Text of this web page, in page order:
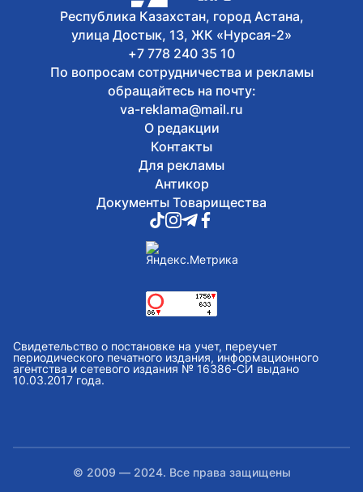
Республика Казахстан, город Астана,
улица Достык, 13, ЖК «Нурсая-2»
+7 778 240 35 10
По вопросам сотрудничества и рекламы
обращайтесь на почту:
va-reklama@mail.ru
О редакции
Контакты
Для рекламы
Антикор
Документы Товарищества
Свидетельство о постановке на учет, переучет
периодического печатного издания, информационного
агентства и сетевого издания № 16386-СИ выдано
10.03.2017 года.
© 2009 — 2024. Все права защищены